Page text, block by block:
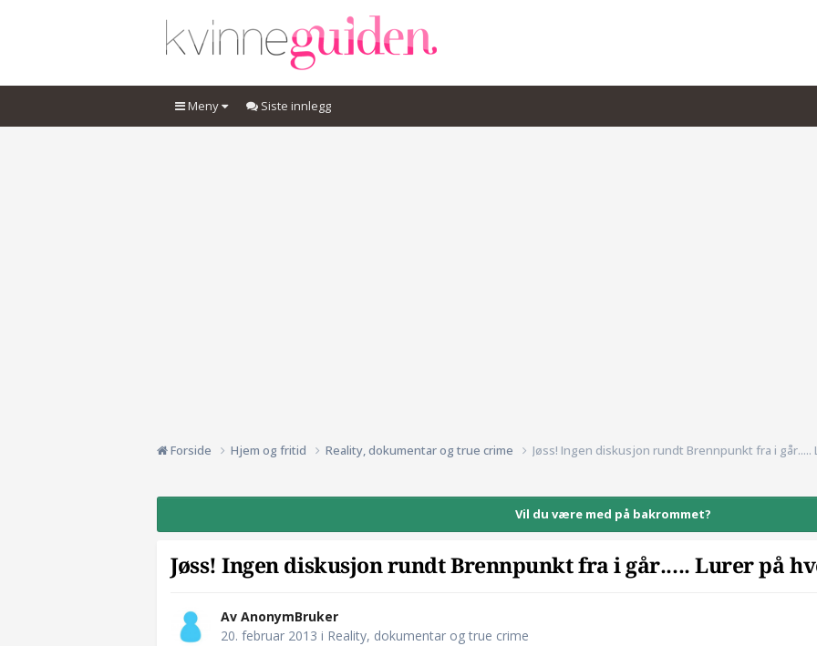
Meny Siste innlegg
Forside Hjem og fritid Reality, dokumentar og true crime Jøss! Ingen diskusjon rundt Brennpunkt fra i går.....
Vil du være med på bakrommet?
Jøss! Ingen diskusjon rundt Brennpunkt fra i går..... Lurer på
Av AnonymBruker
20. februar 2013 i Reality, dokumentar og true crime